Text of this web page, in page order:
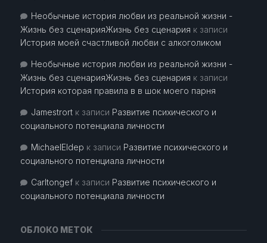
Необычные история любви из реальной жизни -
Жизнь без сценарияЖизнь без сценария к записи
История моей счастливой любви с алкоголиком
Необычные история любви из реальной жизни -
Жизнь без сценарияЖизнь без сценария к записи
История которая правила в в шок моего парня
Jamestrortк записи Развитие психического и
социального потенциала личности
MichaelEldep к записи Развитие психического и
социального потенциала личности
Carltongefк записи Развитие психического и
социального потенциала личности
ОБЛОКО МЕТОК